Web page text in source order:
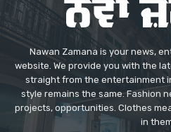
Nawan Zamana is your news,
website. We provide you with the
straight from the entertainment
style remains the same. Fashion
projects, opportunities. Clothes
in